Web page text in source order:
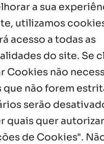
a sua
utilizamos
acesso a todas as
do site. Se
Cookies não
que não forem
serão
quais quer
de Cookies".
Chitaitai
Palavra Diária (06/08/2026)
6 ago, 2026
por Categoria